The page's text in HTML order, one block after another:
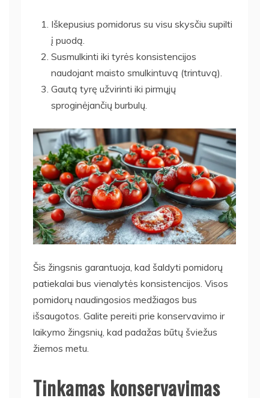
Iškepusius pomidorus su visu skysčiu supilti
į puodą.
Susmulkinti iki tyrės konsistencijos
naudojant maisto smulkintuvą (trintuvą).
Gautą tyrę užvirinti iki pirmųjų
sproginėjančių burbulų.
Šis žingsnis garantuoja, kad šaldyti pomidorų
patiekalai bus vienalytės konsistencijos. Visos
pomidorų naudingosios medžiagos bus
išsaugotos. Galite pereiti prie konservavimo ir
laikymo žingsnių, kad padažas būtų šviežus
žiemos metu.
Tinkamas konservavimas